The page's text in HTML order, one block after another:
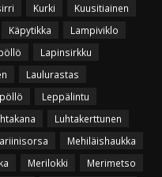
Kurki
Kuusitiainen
Käpytikka
Lampiviklo
Lapinsirkku
Laulurastas
Leppälintu
Luhtakerttunen
Mehiläishaukka
Merilokki
Merimetso